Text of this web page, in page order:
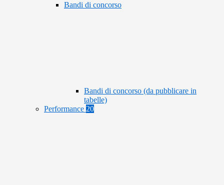
Bandi di concorso
Bandi di concorso (da pubblicare in
tabelle)
Performance 20